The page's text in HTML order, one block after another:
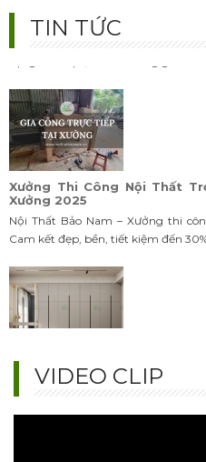
TIN TỨC
Bộ sưu tập tủ quần áo cánh trượt
dạng chất liệu, tối ưu không gian
Liên hệ tư vấn & báo giá chi tiết hôm
Xưởng Thi Công Nội Thất
Xưởng 2025
Nội Thất Bảo Nam – Xưởng thi
Cam kết đẹp, bền, tiết kiệm đến
nhà phố, biệt thự. Liên hệ ngay!
TOP mẫu tủ quần áo âm tường
nhiên, thiết kế thông minh. Bền
VIDEO CLIP